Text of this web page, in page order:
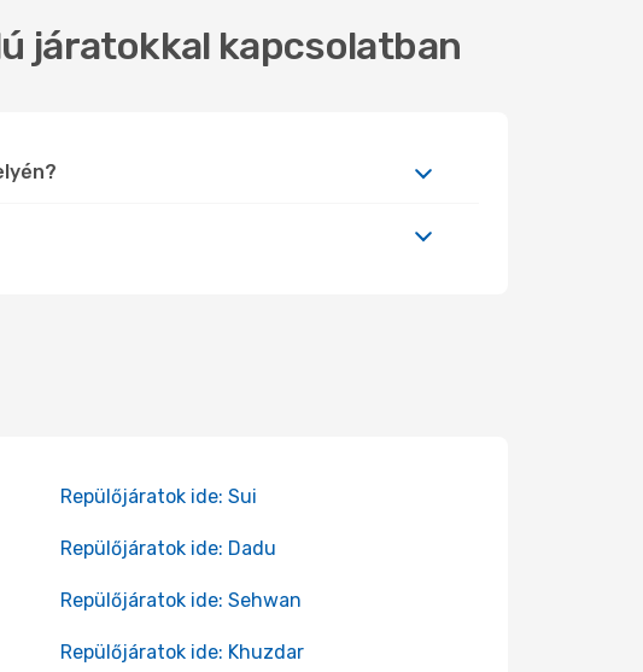
járatokkal kapcsolatban
Repülőjáratok ide: Sui
Repülőjáratok ide: Dadu
Repülőjáratok ide: Sehwan
Repülőjáratok ide: Khuzdar